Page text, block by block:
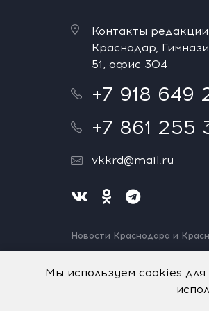
Контакты
Краснодар,
51, офис 304
+7 918 649
+7 861 255
vkkrd@mail.ru
Новости Краснодара и
Нашли ошибку? Выделите и
Мы используем cookies